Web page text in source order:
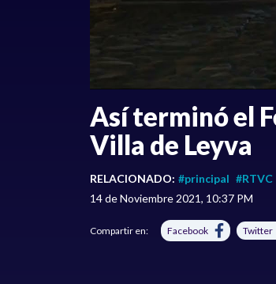
Así terminó el
Villa de Leyva
RELACIONADO: #principal #RTVC
14 de Noviembre 2021, 10:37 PM
Compartir en: Facebook Twitter